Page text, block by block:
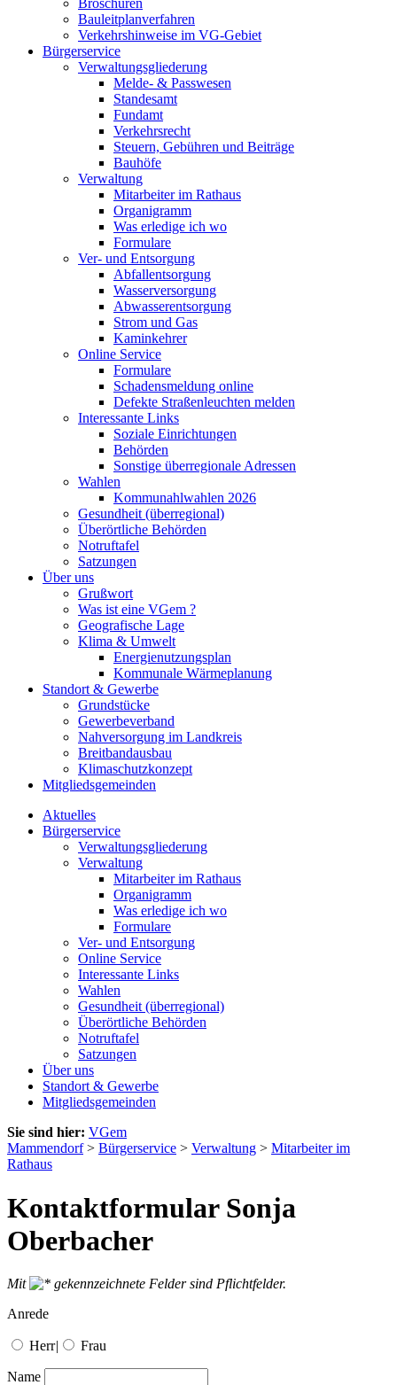
Broschüren
Bauleitplanverfahren
Verkehrshinweise im VG-Gebiet
Bürgerservice
Verwaltungsgliederung
Melde- & Passwesen
Standesamt
Fundamt
Verkehrsrecht
Steuern, Gebühren und Beiträge
Bauhöfe
Verwaltung
Mitarbeiter im Rathaus
Organigramm
Was erledige ich wo
Formulare
Ver- und Entsorgung
Abfallentsorgung
Wasserversorgung
Abwasserentsorgung
Strom und Gas
Kaminkehrer
Online Service
Formulare
Schadensmeldung online
Defekte Straßenleuchten melden
Interessante Links
Soziale Einrichtungen
Behörden
Sonstige überregionale Adressen
Wahlen
Kommunahlwahlen 2026
Gesundheit (überregional)
Überörtliche Behörden
Notruftafel
Satzungen
Über uns
Grußwort
Was ist eine VGem ?
Geografische Lage
Klima & Umwelt
Energienutzungsplan
Kommunale Wärmeplanung
Standort & Gewerbe
Grundstücke
Gewerbeverband
Nahversorgung im Landkreis
Breitbandausbau
Klimaschutzkonzept
Mitgliedsgemeinden
Aktuelles
Bürgerservice
Verwaltungsgliederung
Verwaltung
Mitarbeiter im Rathaus
Organigramm
Was erledige ich wo
Formulare
Ver- und Entsorgung
Online Service
Interessante Links
Wahlen
Gesundheit (überregional)
Überörtliche Behörden
Notruftafel
Satzungen
Über uns
Standort & Gewerbe
Mitgliedsgemeinden
Sie sind hier: VGem
Mammendorf> Bürgerservice > Verwaltung > Mitarbeiter im
Rathaus
Kontaktformular Sonja
Oberbacher
Mit
gekennzeichnete Felder sind Pflichtfelder.
Anrede
Herr| Frau
Name